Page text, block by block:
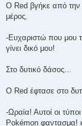
Ο Red βγήκε από την
μέρος.
-Ευχαριστώ που μου
γίνει δικό μου!
Στο δυτικό δάσος...
Ο Red έφτασε στο
-Ωραία! Αυτοί οι
Pokémon φαντασμα!